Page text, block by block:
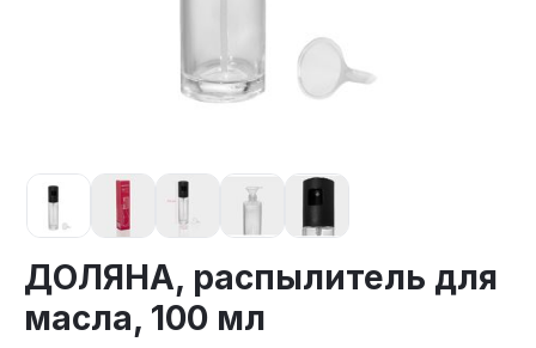
ДОЛЯНА, распылитель для
масла, 100 мл